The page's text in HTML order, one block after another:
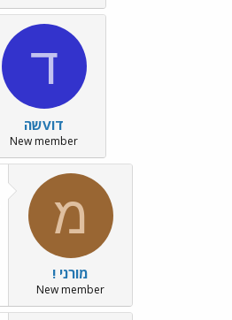
ד
דוVשה
New member
מ
מורני !
New member